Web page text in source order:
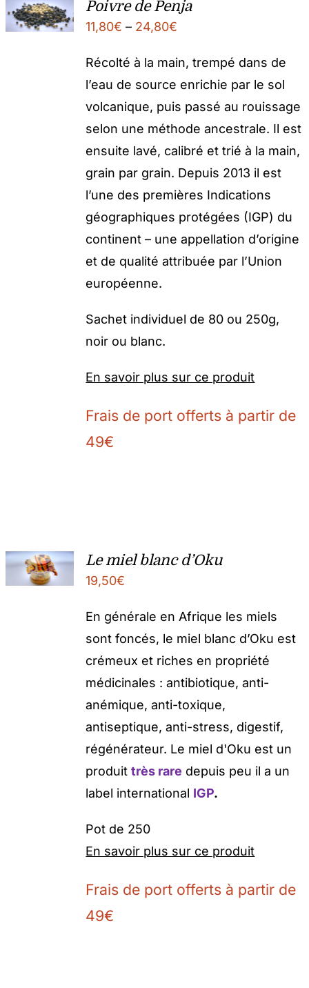
Poivre de Penja
11,80€ – 24,80€
Récolté à la main, trempé dans de
l’eau de source enrichie par le sol
volcanique, puis passé au rouissage
selon une méthode ancestrale. Il est
ensuite lavé, calibré et trié à la main,
grain par grain. Depuis 2013 il est
l’une des premières Indications
géographiques protégées (IGP) du
continent – une appellation d’origine
et de qualité attribuée par l’Union
européenne.
Sachet individuel de 80 ou 250g,
noir ou blanc.
En savoir plus sur ce produit
Frais de port offerts à partir de
49€
Le miel blanc d’Oku
19,50€
En générale en Afrique les miels
sont foncés, le miel blanc d’Oku est
crémeux et riches en propriété
médicinales : antibiotique, anti-
anémique, anti-toxique,
antiseptique, anti-stress, digestif,
régénérateur. Le miel d'Oku est un
produittrès rare depuis peu il a un
label international IGP.
Pot de 250
En savoir plus sur ce produit
Frais de port offerts à partir de
49€